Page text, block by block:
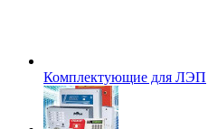
Комплектующие для ЛЭП